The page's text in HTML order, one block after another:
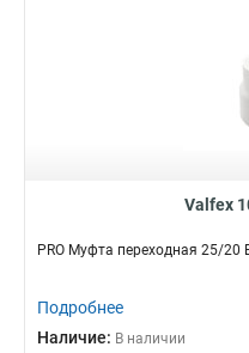
Valfex
PRO Муфта переходная 25/
Подробнее
Наличие: В наличии